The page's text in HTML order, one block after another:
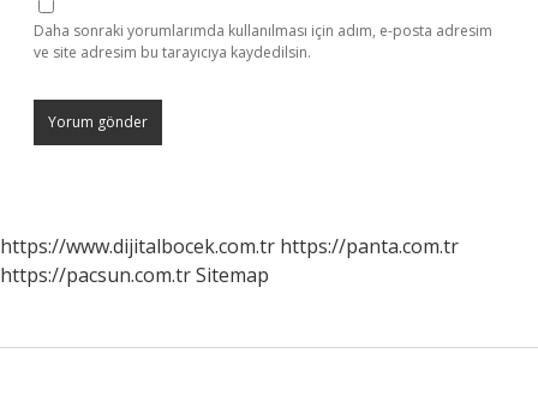
Daha sonraki yorumlarımda kullanılması için adım, e-posta adresim
ve site adresim bu tarayıcıya kaydedilsin.
https://www.dijitalbocek.com.tr https://panta.com.tr
https://pacsun.com.trSitemap